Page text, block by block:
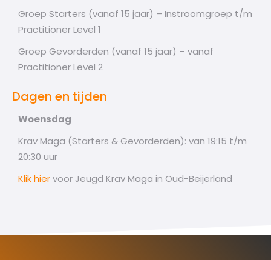
Groep Starters (vanaf 15 jaar) – Instroomgroep t/m
Practitioner Level 1
Groep Gevorderden (vanaf 15 jaar) – vanaf
Practitioner Level 2
Dagen en tijden
Woensdag
Krav Maga (Starters & Gevorderden): van 19:15 t/m
20:30 uur
Klik hiervoor Jeugd Krav Maga in Oud-Beijerland